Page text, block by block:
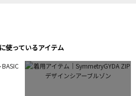
使っているアイテム